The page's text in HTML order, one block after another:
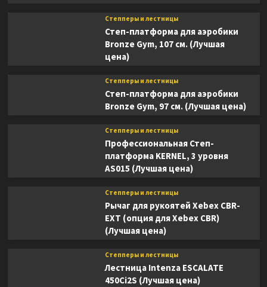
Степперы и лестницы
Степ-платформа для аэробики
Bronze Gym, 107 см. (Лучшая
цена)
Степперы и лестницы
Степ-платформа для аэробики
Bronze Gym, 97 см. (Лучшая цена)
Степперы и лестницы
Профессиональная Степ-
платформа KERNEL, 3 уровня
AS015 (Лучшая цена)
Степперы и лестницы
Рычаг для рукоятей Xebex CBR-
EXT (опция для Xebex CBR)
(Лучшая цена)
Степперы и лестницы
Лестница Intenza ESCALATE
450Ci2S (Лучшая цена)